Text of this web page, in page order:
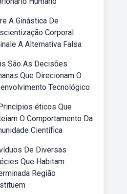
A Ginástica De
Corporal
A Alternativa Falsa
São As Decisões
Que Direcionam O
Tecnológico
éticos Que
O Comportamento Da
Científica
De Diversas
Que Habitam
Região